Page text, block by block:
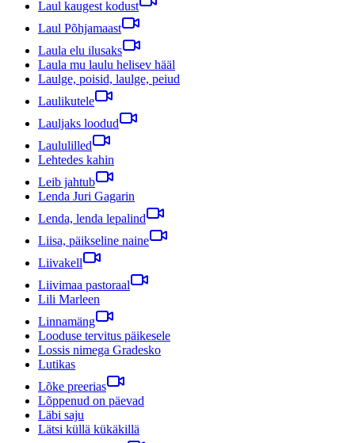
Laul kaugest kodust
Laul Põhjamaast
Laula elu ilusaks
Laula mu laulu helisev hääl
Laulge, poisid, laulge, peiud
Laulikutele
Lauljaks loodud
Laululilled
Lehtedes kahin
Leib jahtub
Lenda Juri Gagarin
Lenda, lenda lepalind
Liisa, päikseline naine
Liivakell
Liivimaa pastoraal
Lili Marleen
Linnamäng
Looduse tervitus päikesele
Lossis nimega Gradesko
Lutikas
Lõke preerias
Lõppenud on päevad
Läbi saju
Lätsi küllä kükäkillä